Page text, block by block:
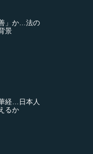
」か…法の
景
経…日本人
るか